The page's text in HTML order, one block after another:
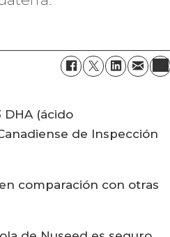
(ácido
de Inspección
comparación con otras